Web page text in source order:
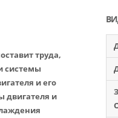
труда,
системы
и его
двигателя и